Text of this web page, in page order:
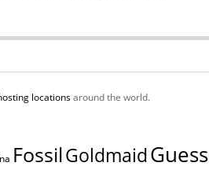
locationsaround the world.
FossilGoldmaidGuess